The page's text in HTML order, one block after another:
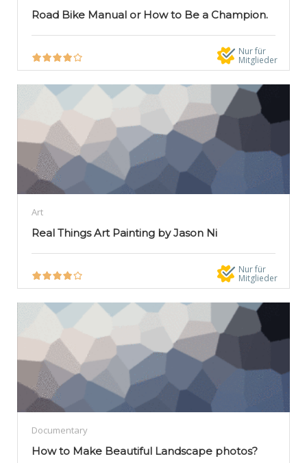
Road Bike Manual or How to Be a Champion.
Nur für
Mitglieder
Art
Real Things Art Painting by Jason Ni
Nur für
Mitglieder
Documentary
How to Make Beautiful Landscape photos?